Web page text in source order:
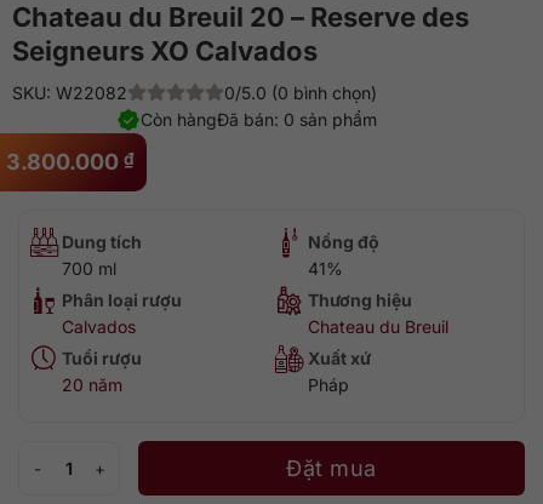
Chateau du Breuil 20 – Reserve des
Seigneurs XO Calvados
3.800.000 ₫
SKU: W22082
0/5.0 (0 bình chọn)
Đã bán: 0 sản phẩm
Còn hàng
Dung tích
700 ml
Nồng độ
41%
Phân loại rượu
Calvados
Thương hiệu
Chateau du Breuil
Tuổi rượu
20 năm
Xuất xứ
Pháp
Chateau du Breuil 20 - Reserve des Seigneurs XO Calvados số lượng
Đặt mua